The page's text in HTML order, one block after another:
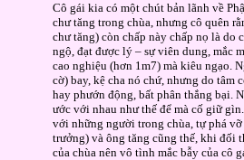
Cô gái kia có một chút bản lãnh về
chư tăng trong chùa, nhưng cô quên
chư tăng) còn chấp này chấp nọ là do
ngộ, đạt được lý – sự viên dung, mắc
cao nghiệu (hơn 1m7) mà kiêu ngạo.
cờ) bay, kệ cha nó chứ, nhưng do
hay phướn động, bất phân thắng bại.
ước với nhau như thế để mà cố giữ
với những người trong chùa, tự phá
trưởng) và ông tăng cũng thế, khi đối
của chùa nên vô tình mắc bẫy của cô